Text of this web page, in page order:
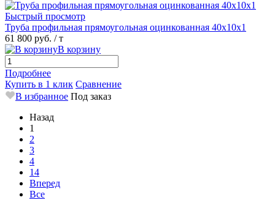
Быстрый просмотр
Труба профильная прямоугольная оцинкованная 40х10х1
61 800 руб. / т
В корзину
Подробнее
Купить в 1 клик Сравнение
В избранное Под заказ
Назад
1
2
3
4
14
Вперед
Все